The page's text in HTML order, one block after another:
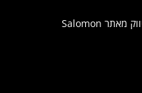
אני מסכימ/ה לקבל דברי שיווק מאתר Salomon